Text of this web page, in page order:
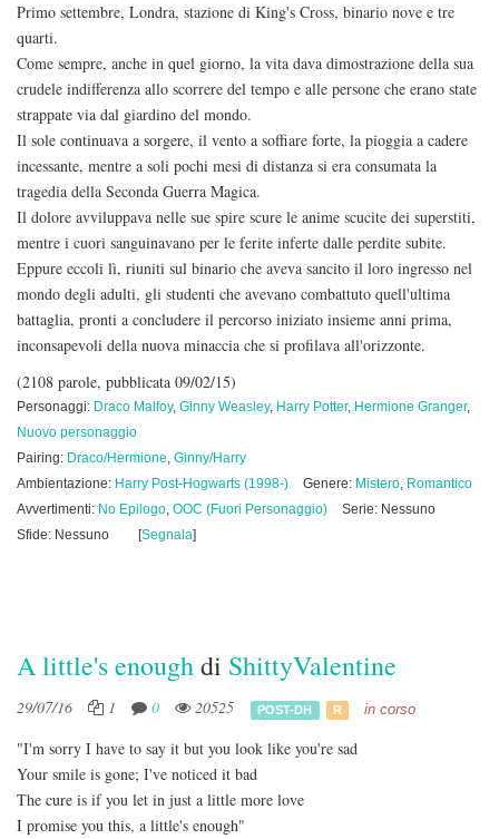
Primo settembre, Londra, stazione di King's Cross, binario nove e tre
quarti.
Come sempre, anche in quel giorno, la vita dava dimostrazione della sua
crudele indifferenza allo scorrere del tempo e alle persone che erano state
strappate via dal giardino del mondo.
Il sole continuava a sorgere, il vento a soffiare forte, la pioggia a cadere
incessante, mentre a soli pochi mesi di distanza si era consumata la
tragedia della Seconda Guerra Magica.
Il dolore avviluppava nelle sue spire scure le anime scucite dei superstiti,
mentre i cuori sanguinavano per le ferite inferte dalle perdite subite.
Eppure eccoli lì, riuniti sul binario che aveva sancito il loro ingresso nel
mondo degli adulti, gli studenti che avevano combattuto quell'ultima
battaglia, pronti a concludere il percorso iniziato insieme anni prima,
inconsapevoli della nuova minaccia che si profilava all'orizzonte.
(2108 parole, pubblicata 09/02/15)
Personaggi: Draco Malfoy, Ginny Weasley, Harry Potter, Hermione Granger,
Nuovo personaggio
Pairing: Draco/Hermione, Ginny/Harry
Ambientazione: Harry Post-Hogwarts (1998-) Genere: Mistero, Romantico
Avvertimenti: No Epilogo, OOC (Fuori Personaggio)
Serie: Nessuno
Sfide: Nessuno
[Segnala]
A little's enoughdi ShittyValentine
29/07/16 1 0 20525 POST-DH R in corso
"I'm sorry I have to say it but you look like you're sad
Your smile is gone; I've noticed it bad
The cure is if you let in just a little more love
I promise you this, a little's enough"